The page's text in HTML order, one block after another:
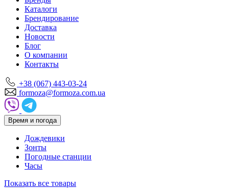
Каталоги
Брендирование
Доставка
Новости
Блог
О компании
Контакты
+38 (067) 443-03-24
formoza@formoza.com.ua
Время и погода
Дождевики
Зонты
Погодные станции
Часы
Показать все товары